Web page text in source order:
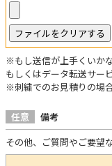
※もし送信が上手くいか
もしくはデータ転送サー
※刺繍でのお見積りの場
任意
備考
その他、ご質問やご要望